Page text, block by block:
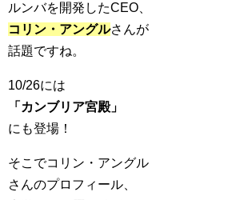
ルンバを開発したCEO、
コリン・アングルさんが
話題ですね。
10/26には
「カンブリア宮殿」
にも登場！
そこでコリン・アングル
さんのプロフィール、